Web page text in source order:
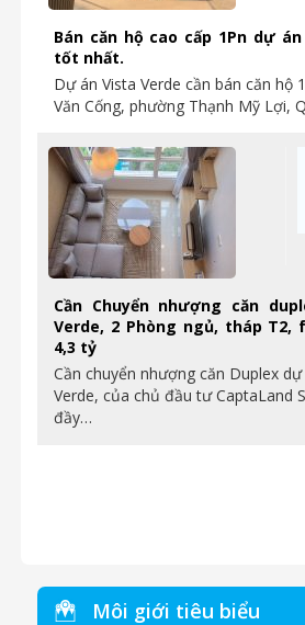
Bán căn hộ cao cấp 1Pn dự
tốt nhất.
Dự án Vista Verde cần bán căn hộ
Văn Cống, phường Thạnh Mỹ Lợi,
Cần Chuyển nhượng căn
Verde, 2 Phòng ngủ, tháp
4,3 tỷ
Cần chuyển nhượng căn Duplex
Verde, của chủ đầu tư CaptaLand
đầy…
Môi giới tiêu biểu